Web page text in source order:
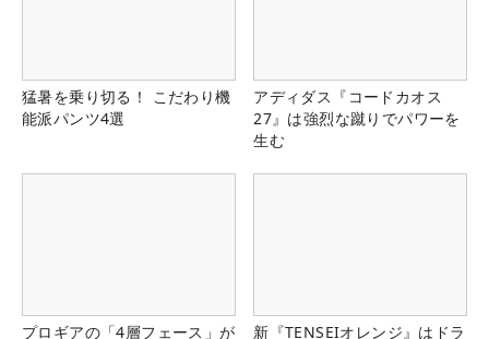
猛暑を乗り切る！ こだわり機
能派パンツ4選
アディダス『コードカオス
27』は強烈な蹴りでパワーを
生む
プロギアの「4層フェース」が
新『TENSEIオレンジ』はドラ